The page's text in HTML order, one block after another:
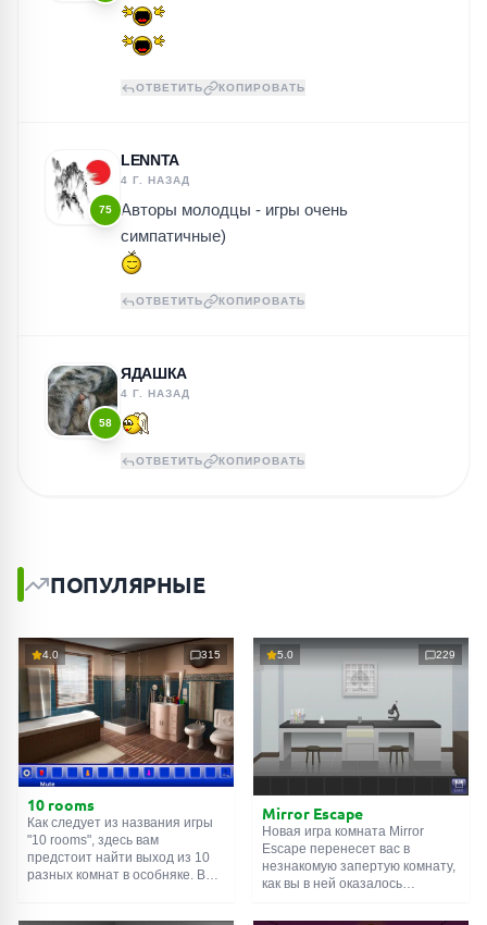
ОТВЕТИТЬ КОПИРОВАТЬ
75
LENNTA
4 Г. НАЗАД
Авторы молодцы - игры очень
симпатичные)
ОТВЕТИТЬ КОПИРОВАТЬ
58
ЯДАШКА
4 Г. НАЗАД
ОТВЕТИТЬ КОПИРОВАТЬ
ПОПУЛЯРНЫЕ
4.0 315
10 rooms
Как следует из названия игры
"10 rooms", здесь вам
предстоит найти выход из 10
разных комнат в особняке. В
5.0 229
Mirror Escape
Новая игра комната Mirror
Escape перенесет вас в
незнакомую запертую комнату,
как вы в ней оказалось
смекалки попробуйте решить